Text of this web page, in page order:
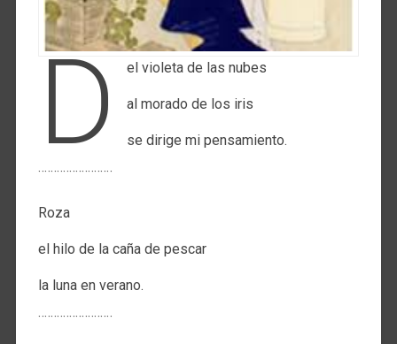
D el violeta de las nubes
al morado de los iris
se dirige mi pensamiento.
¨¨¨¨¨¨¨¨¨¨¨¨
Roza
el hilo de la caña de pescar
la luna en verano.
¨¨¨¨¨¨¨¨¨¨¨¨